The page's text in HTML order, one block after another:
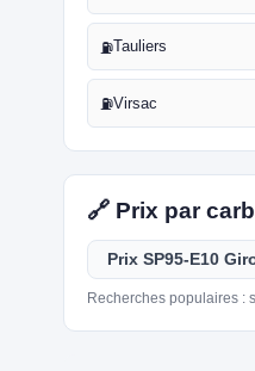
⛽Tauliers
⛽Virsac
🔗 Prix par
Prix SP95-E10
Recherches populaires :